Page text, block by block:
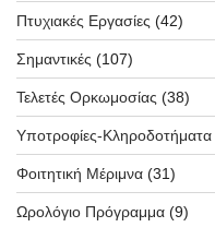
Πτυχιακές Εργασίες (42)
Σημαντικές (107)
Τελετές Ορκωμοσίας (38)
Υποτροφίες-Κληροδοτήματα
Φοιτητική Μέριμνα (31)
Ωρολόγιο Πρόγραμμα (9)